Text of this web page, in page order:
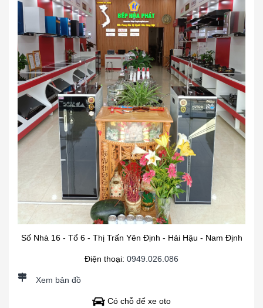
Số Nhà 16 - Tổ 6 - Thị Trấn Yên Định - Hải Hậu - Nam Định
Điện thoại: 0949.026.086
Xem bản đồ
Có chỗ để xe oto